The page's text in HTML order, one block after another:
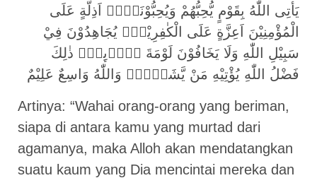
يَأْتِى اللّٰهُ بِقَوْمٍ يُّحِبُّهُمْ وَيُحِبُّوْنَهٗٓۙ اَذِلَّةٍ عَلَى
الْمُؤْمِنِيْنَ اَعِزَّةٍ عَلَى الْكٰفِرِيْنَۖ يُجَاهِدُوْنَ فِيْ
سَبِيْلِ اللّٰهِ وَلَا يَخَافُوْنَ لَوْمَةَ لَاۤىِٕمٍۗ ذٰلِكَ
فَضْلُ اللّٰهِ يُؤْتِيْهِ مَنْ يَّشَاۤءُۗ وَاللّٰهُ وَاسِعٌ عَلِيْمٌ
Artinya: “Wahai orang-orang yang beriman,
siapa di antara kamu yang murtad dari
agamanya, maka Alloh akan mendatangkan
suatu kaum yang Dia mencintai mereka dan